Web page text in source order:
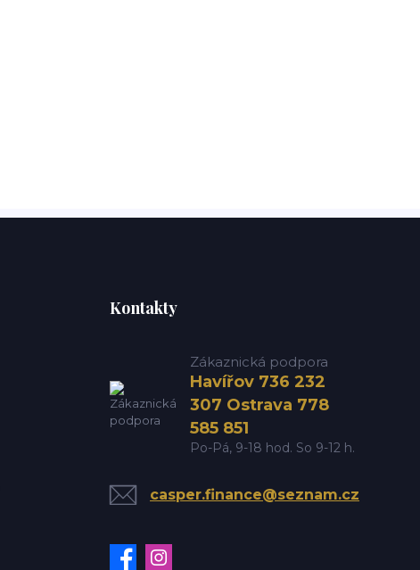
Kontakty
Zákaznická podpora
Havířov 736 232
307 Ostrava 778
585 851
Po-Pá, 9-18 hod. So 9-12 h.
casper.finance@seznam.cz